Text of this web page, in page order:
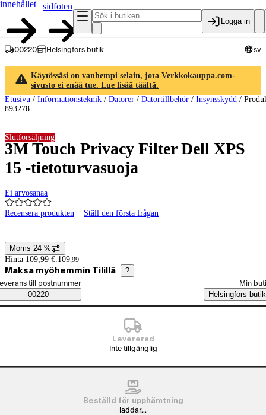
innehållet
sidfoten
Logga in
00220 Helsingfors butik sv
Käytössäsi on vanhempi selain, jota Verkkokauppa.com-
sivusto ei enää tue. Lue lisää täältä.
Etusivu / Informationsteknik / Datorer / Datortillbehör / Insynsskydd /
893278
3M Touch Privacy Filter Dell XPS
15 -tietoturvasuoja
Ei arvosanaa
Recensera produkten Ställ den första frågan
Slutförsäljning
Prisinformation
Moms 24 %
Hinta 109,99 €. 109,99
Maksa myöhemmin Tilillä ?
Saatavuustiedot
beställningssätt
till postnummer
00220
Min
Helsingfors butik
Levererad
Inte tillgänglig
Beställd för upphämtning
laddar...